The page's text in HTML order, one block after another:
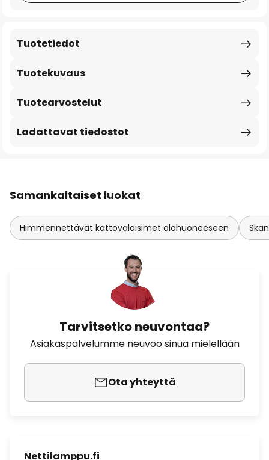
Tuotekuvaus
Tuotetiedot
Tuotearvostelut
Ladattavat tiedostot
Samankaltaiset luokat
Himmennettävät kattovalaisimet olohuoneeseen
Tarvitsetko neuvontaa?
Asiakaspalvelumme neuvoo sinua mielellään
Ota yhteyttä
Nettilamppu.fi